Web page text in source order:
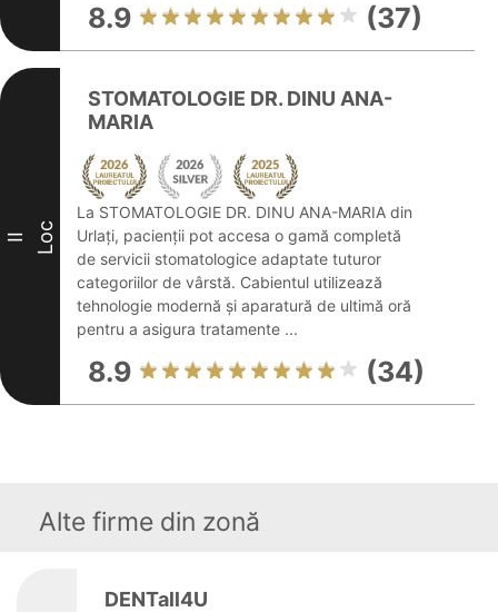
8.9 (37)
II Loc
STOMATOLOGIE DR. DINU ANA-
MARIA
La STOMATOLOGIE DR. DINU ANA-MARIA din
Urlați, pacienții pot accesa o gamă completă
de servicii stomatologice adaptate tuturor
categoriilor de vârstă. Cabientul utilizează
tehnologie modernă și aparatură de ultimă oră
pentru a asigura tratamente ...
8.9 (34)
Alte firme din zonă
DENTall4U